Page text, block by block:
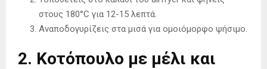
στους 180°C για 12-15 λεπτά.
Αναποδογυρίζεις στα μισά για ομοιόμορφο ψήσιμο.
2. Κοτόπουλο με μέλι και